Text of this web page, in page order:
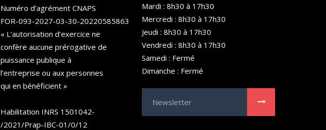
Numéro d’agrément CNAPS
FOR-093-2027-03-30-20220585863
« L’autorisation d’exercice ne
confère aucune prérogative de
puissance publique à
l’entreprise ou aux personnes
qui en bénéficient »
Habilitation INRS 1501042-
/2021/Prap-IBC-01/0/12
Mardi : 8h30 à 17h30
Mercredi : 8h30 à 17h30
Jeudi : 8h30 à 17h30
Vendredi : 8h30 à 17h30
Samedi : Fermé
Dimanche : Fermé